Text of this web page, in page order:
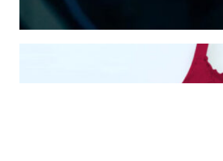
Mengintip Kepribadian
Wanita Dari Warna Bra